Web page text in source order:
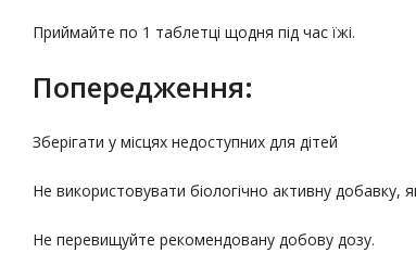
Приймайте по 1 таблетці щодня під час їжі.
Попередження:
Зберігати у місцях недоступних для дітей
Не використовувати біологічно активну добавку,
Не перевищуйте рекомендовану добову дозу.